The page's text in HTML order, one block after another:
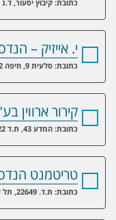
כתובת: קיבוץ יסעור, ד.נ
י. אייזיק –
כתובת: סלעית 9, חיפה 34792
קירור ארווין
כתובת: המדע 43, ת.ד 722, אזור תעשייה צפוני אשדוד
טריטמנט
כתובת: ת.ד. 22649, תל אביב 61226